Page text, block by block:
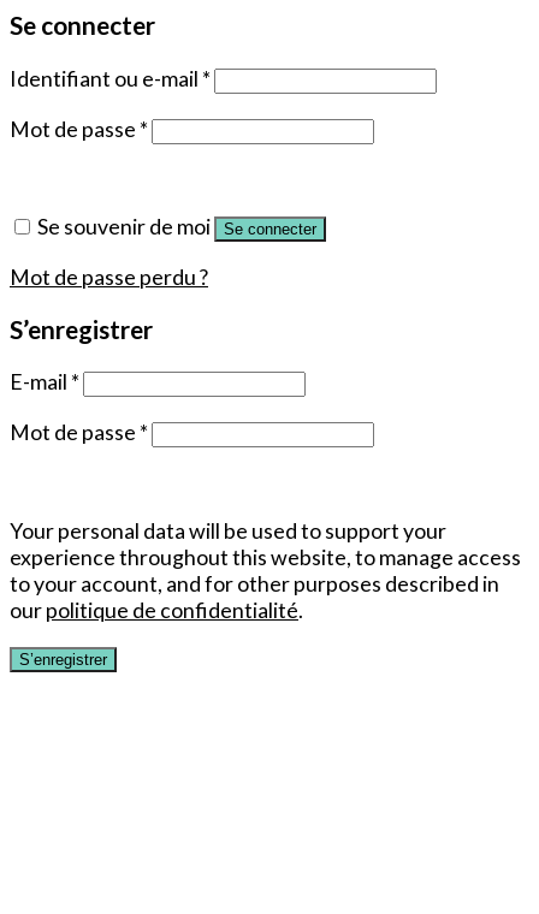
Se connecter
Identifiant ou e-mail *
Mot de passe *
Se souvenir de moi Se connecter
Mot de passe perdu ?
S’enregistrer
E-mail *
Mot de passe *
Your personal data will be used to support your
experience throughout this website, to manage access
to your account, and for other purposes described in
ourpolitique de confidentialité.
S’enregistrer